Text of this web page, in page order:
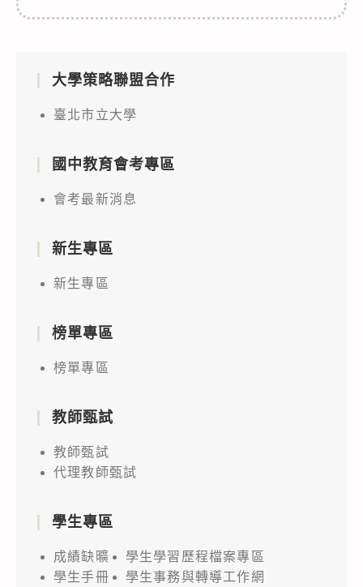
大學策略聯盟合作
臺北市立大學
國中教育會考專區
會考最新消息
新生專區
新生專區
榜單專區
榜單專區
教師甄試
教師甄試
代理教師甄試
學生專區
成績缺曠
學生學習歷程檔案專區
學生手冊
學生事務與轉導工作網